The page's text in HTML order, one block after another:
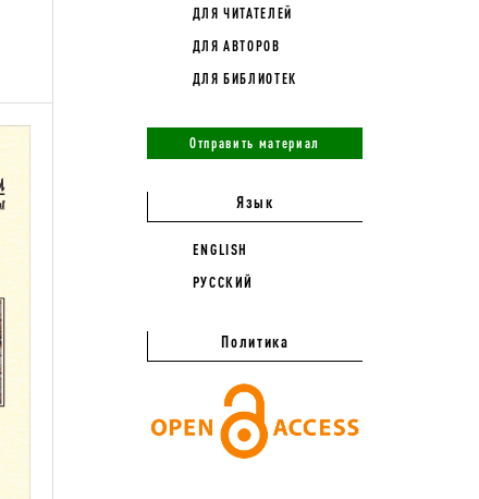
ДЛЯ ЧИТАТЕЛЕЙ
ДЛЯ АВТОРОВ
ДЛЯ БИБЛИОТЕК
Отправить материал
Язык
ENGLISH
РУССКИЙ
Политика